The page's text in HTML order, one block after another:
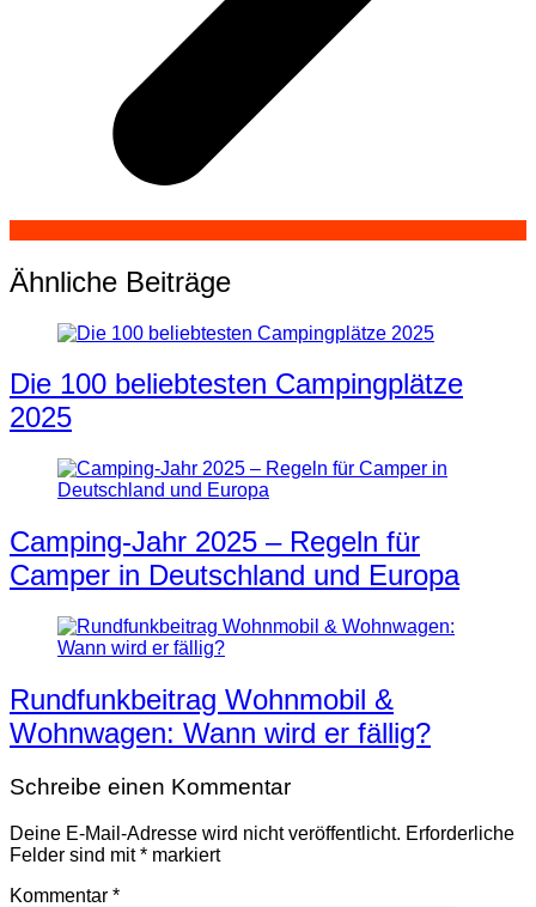
Ähnliche Beiträge
Die 100 beliebtesten Campingplätze
2025
Camping-Jahr 2025 – Regeln für
Camper in Deutschland und Europa
Rundfunkbeitrag Wohnmobil &
Wohnwagen: Wann wird er fällig?
Schreibe einen Kommentar
Deine E-Mail-Adresse wird nicht veröffentlicht. Erforderliche
Felder sind mit* markiert
Kommentar *